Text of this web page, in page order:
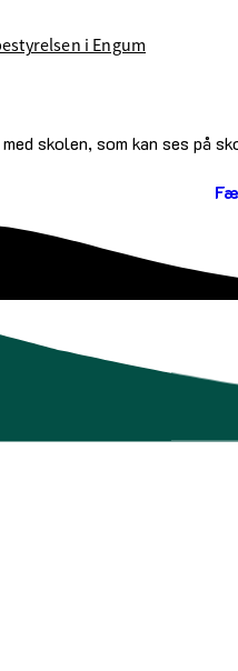
i Engum
skolen, som kan ses på